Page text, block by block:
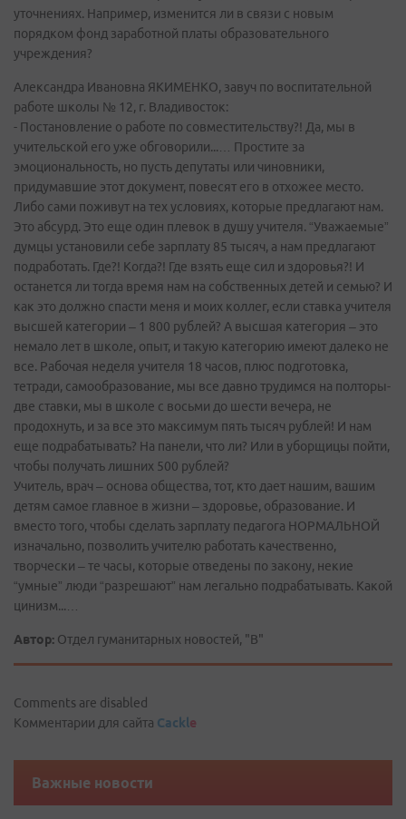
уточнениях. Например, изменится ли в связи с новым
порядком фонд заработной платы образовательного
учреждения?
Александра Ивановна ЯКИМЕНКО, завуч по воспитательной
работе школы № 12, г. Владивосток:
- Постановление о работе по совместительству?! Да, мы в
учительской его уже обговорили...… Простите за
эмоциональность, но пусть депутаты или чиновники,
придумавшие этот документ, повесят его в отхожее место.
Либо сами поживут на тех условиях, которые предлагают нам.
Это абсурд. Это еще один плевок в душу учителя. “Уважаемые”
думцы установили себе зарплату 85 тысяч, а нам предлагают
подработать. Где?! Когда?! Где взять еще сил и здоровья?! И
останется ли тогда время нам на собственных детей и семью? И
как это должно спасти меня и моих коллег, если ставка учителя
высшей категории – 1 800 рублей? А высшая категория – это
немало лет в школе, опыт, и такую категорию имеют далеко не
все. Рабочая неделя учителя 18 часов, плюс подготовка,
тетради, самообразование, мы все давно трудимся на полторы-
две ставки, мы в школе с восьми до шести вечера, не
продохнуть, и за все это максимум пять тысяч рублей! И нам
еще подрабатывать? На панели, что ли? Или в уборщицы пойти,
чтобы получать лишних 500 рублей?
Учитель, врач – основа общества, тот, кто дает нашим, вашим
детям самое главное в жизни – здоровье, образование. И
вместо того, чтобы сделать зарплату педагога НОРМАЛЬНОЙ
изначально, позволить учителю работать качественно,
творчески – те часы, которые отведены по закону, некие
“умные” люди “разрешают” нам легально подрабатывать. Какой
цинизм...…
Автор: Отдел гуманитарных новостей, "В"
Comments are disabled
Комментарии для сайта Cackle
Важные новости